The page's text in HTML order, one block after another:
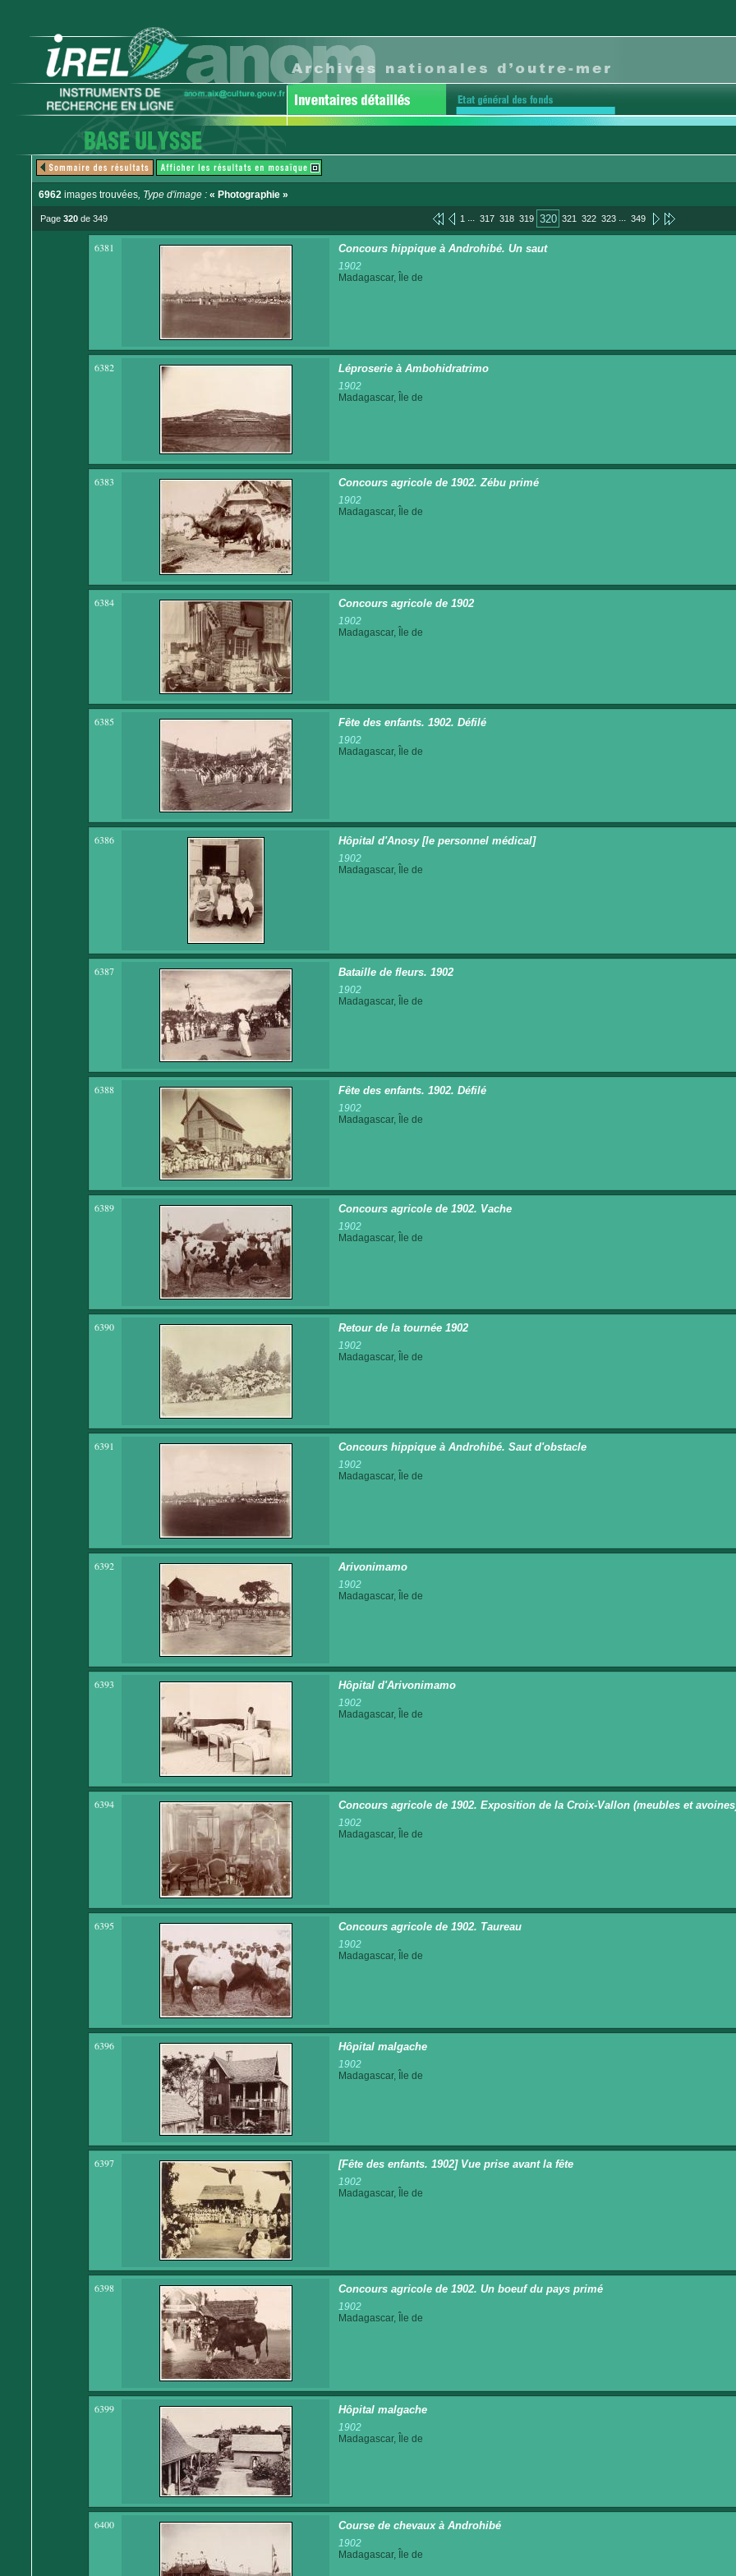
6962 images trouvées, Type d'image : « Photographie »
Page 320 de 349 1 ... 317 318 319 320 321 322 323 ... 349
6381 Concours hippique à Androhibé. Un saut
1902
Madagascar, Île de
6382 Léproserie à Ambohidratrimo
1902
Madagascar, Île de
6383 Concours agricole de 1902. Zébu primé
1902
Madagascar, Île de
6384 Concours agricole de 1902
1902
Madagascar, Île de
6385 Fête des enfants. 1902. Défilé
1902
Madagascar, Île de
6386 Hôpital d'Anosy [le personnel médical]
1902
Madagascar, Île de
6387 Bataille de fleurs. 1902
1902
Madagascar, Île de
6388 Fête des enfants. 1902. Défilé
1902
Madagascar, Île de
6389 Concours agricole de 1902. Vache
1902
Madagascar, Île de
6390 Retour de la tournée 1902
1902
Madagascar, Île de
6391 Concours hippique à Androhibé. Saut d'obstacle
1902
Madagascar, Île de
6392 Arivonimamo
1902
Madagascar, Île de
6393 Hôpital d'Arivonimamo
1902
Madagascar, Île de
6394 Concours agricole de 1902. Exposition de la Croix-Vallon (meubles et
1902
Madagascar, Île de
6395 Concours agricole de 1902. Taureau
1902
Madagascar, Île de
6396 Hôpital malgache
1902
Madagascar, Île de
6397 [Fête des enfants. 1902] Vue prise avant la fête
1902
Madagascar, Île de
6398 Concours agricole de 1902. Un boeuf du pays primé
1902
Madagascar, Île de
6399 Hôpital malgache
1902
Madagascar, Île de
6400 Course de chevaux à Androhibé
1902
Madagascar, Île de